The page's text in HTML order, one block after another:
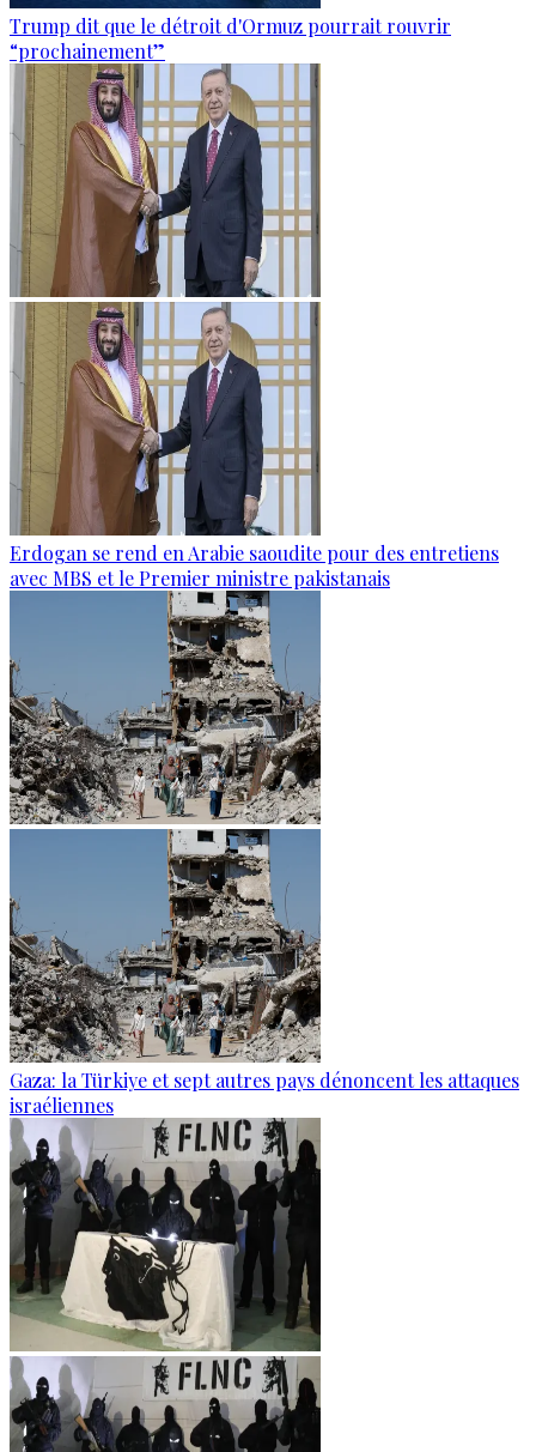
Trump dit que le détroit d'Ormuz pourrait rouvrir
“prochainement”
Erdogan se rend en Arabie saoudite pour des entretiens
avec MBS et le Premier ministre pakistanais
Gaza: la Türkiye et sept autres pays dénoncent les attaques
israéliennes